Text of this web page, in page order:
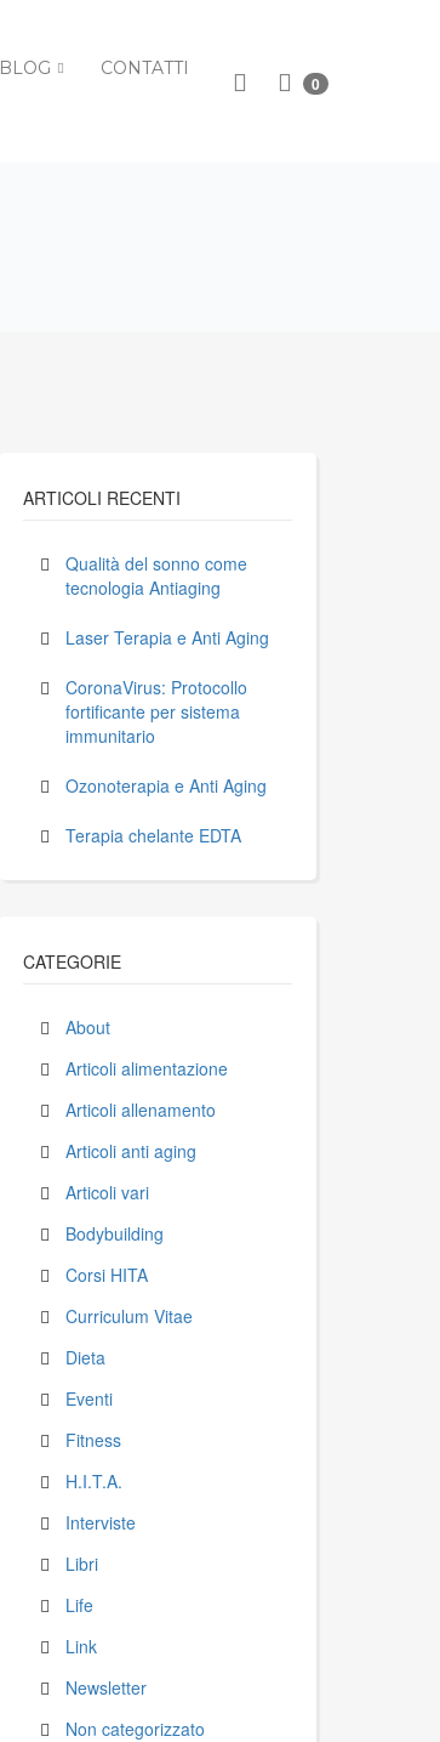
BLOG CONTATTI
0
ARTICOLI RECENTI
Qualità del sonno come
tecnologia Antiaging
Laser Terapia e Anti Aging
CoronaVirus: Protocollo
fortificante per sistema
immunitario
Ozonoterapia e Anti Aging
Terapia chelante EDTA
CATEGORIE
About
Articoli alimentazione
Articoli allenamento
Articoli anti aging
Articoli vari
Bodybuilding
Corsi HITA
Curriculum Vitae
Dieta
Eventi
Fitness
H.I.T.A.
Interviste
Libri
Life
Link
Newsletter
Non categorizzato